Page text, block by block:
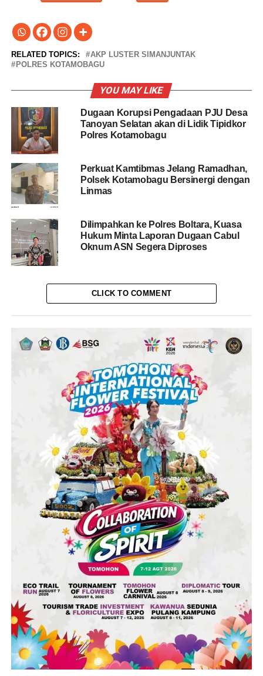
RELATED TOPICS:
AKP LUSTER SIMANJUNTAK
POLRES KOTAMOBAGU
YOU MAY LIKE
Dugaan Korupsi Pengadaan PJU Desa
Tanoyan Selatan akan di Lidik Tipidkor
Polres Kotamobagu
Perkuat Kamtibmas Jelang Ramadhan,
Polsek Kotamobagu Bersinergi dengan
Linmas
Dilimpahkan ke Polres Boltara, Kuasa
Hukum Minta Laporan Dugaan Cabul
Oknum ASN Segera Diproses
CLICK TO COMMENT